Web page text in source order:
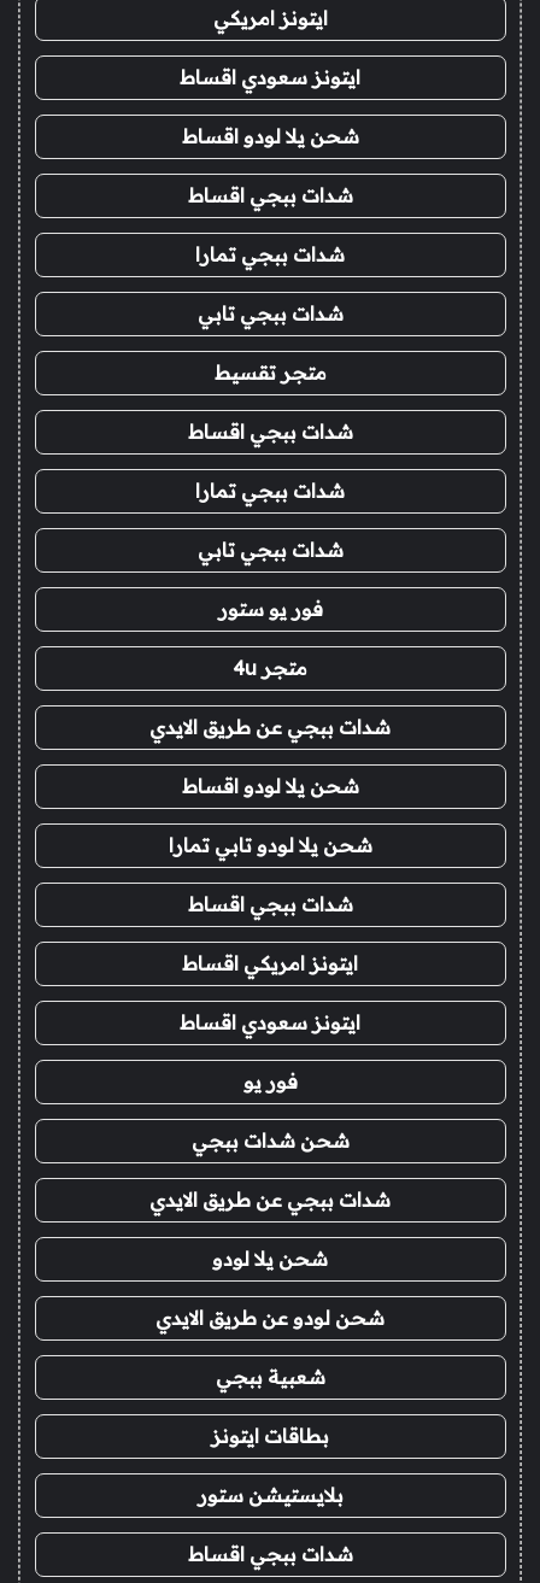
ايتونز امريكي
ايتونز سعودي اقساط
شحن يلا لودو اقساط
شدات ببجي اقساط
شدات ببجي تمارا
شدات ببجي تابي
متجر تقسيط
شدات ببجي اقساط
شدات ببجي تمارا
شدات ببجي تابي
فور يو ستور
متجر 4u
شدات ببجي عن طريق الايدي
شحن يلا لودو اقساط
شحن يلا لودو تابي تمارا
شدات ببجي اقساط
ايتونز امريكي اقساط
ايتونز سعودي اقساط
فور يو
شحن شدات ببجي
شدات ببجي عن طريق الايدي
شحن يلا لودو
شحن لودو عن طريق الايدي
شعبية ببجي
بطاقات ايتونز
بلايستيشن ستور
شدات ببجي اقساط